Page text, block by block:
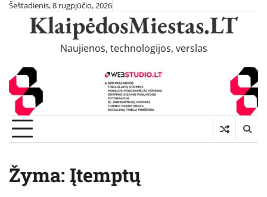
Skip
content
Šeštadienis, 8 rugpjūčio, 2026
KlaipėdosMiestas.LT
Naujienos, technologijos, verslas
Žyma: Įtemptų